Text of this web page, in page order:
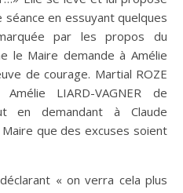
en essuyant quelques
par les propos du
le Maire demande à Amélie
de courage. Martial ROZE
LIARD-VAGNER de
en demandant à Claude
que des excuses soient
« on verra cela plus